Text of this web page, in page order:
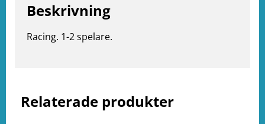
Relaterade produkter
Beskrivning
Racing. 1-2 spelare.